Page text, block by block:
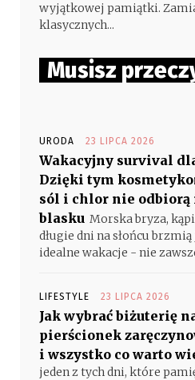
wyjątkowej pamiątki.
klasycznych...
Musisz
URODA 23 LIPCA 2026
Wakacyjny survival
Dzięki tym
sól i chlor nie odbiorą
blasku Morska bryza,
długie dni na słońcu
idealne wakacje - nie
LIFESTYLE 23 LIPCA 2026
Jak wybrać biżuterię
pierścionek
i wszystko co warto
jeden z tych dni, które